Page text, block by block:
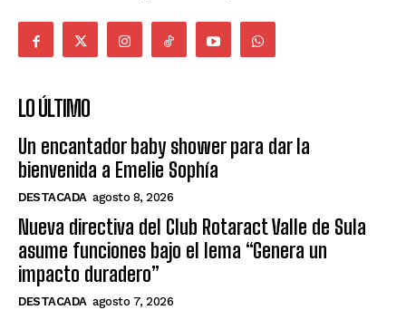
LO ÚLTIMO
Un encantador baby shower para dar la
bienvenida a Emelie Sophía
DESTACADA agosto 8, 2026
Nueva directiva del Club Rotaract Valle de Sula
asume funciones bajo el lema “Genera un
impacto duradero”
DESTACADA agosto 7, 2026